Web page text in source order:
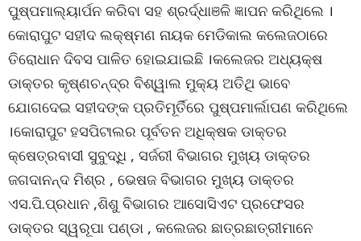
ପୁଷ୍ପମାଲ୍ୟାର୍ପନ କରିବା ସହ ଶ୍ରର୍ଦ୍ଧାଞଳି ଜ୍ଞାପନ କରିଥିଲେ ।
କୋରାପୁଟ ସହୀଦ ଲକ୍ଷ୍ମଣ ନାୟକ ମେଡିକାଲ କଲେଜଠାରେ
ତିରୋଧାନ ଦିବସ ପାଳିତ ହୋଇଯାଇଛି ।କଲେଜର ଅଧ୍ୟକ୍ଷ
ଡାକ୍ତର କୃଷ୍ଣଚନ୍ଦ୍ର ବିଶ୍ୱାଲ ମୁକ୍ୟ ଅତିଥି ଭାବେ
ଯୋଗଦେଇ ସହୀଦଙ୍କ ପ୍ରତିମୂର୍ତିରେ ପୁଷ୍ପମାର୍ଲାପଣ କରିଥିଲେ
।କୋରାପୁଟ ହସପିଟାଲର ପୂର୍ବତନ ଅଧିକ୍ଷକ ଡାକ୍ତର
କ୍ଷେତ୍ରବାସୀ ସୁବୁଦ୍ଧି , ସର୍ଜରୀ ବିଭାଗର ମୁଖ୍ୟ ଡାକ୍ତର
ଜଗଦାନନ୍ଦ ମିଶ୍ର , ଭେଷଜ ବିଭାଗର ମୁଖ୍ୟ ଡାକ୍ତର
ଏସ.ପି.ପ୍ରଧାନ ,ଶିଶୁ ବିଭାଗର ଆସୋସିଏଟ ପ୍ରଫେସର
ଡାକ୍ତର ସ୍ୱରୂପା ପଣ୍ଡା , କଲେଜର ଛାତ୍ରଛାତ୍ରୀମାନେ